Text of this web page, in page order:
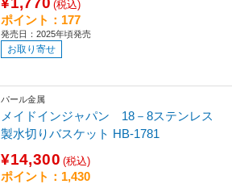
(税込)
ポイント：177
発売日：2025年頃発売
お取り寄せ
パール金属
メイドインジャパン 18－8ステンレス
製水切りバスケット HB-1781
¥14,300 (税込)
ポイント：1,430